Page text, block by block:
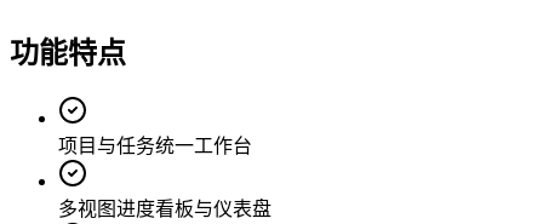
功能特点
项目与任务统一工作台
多视图进度看板与仪表盘